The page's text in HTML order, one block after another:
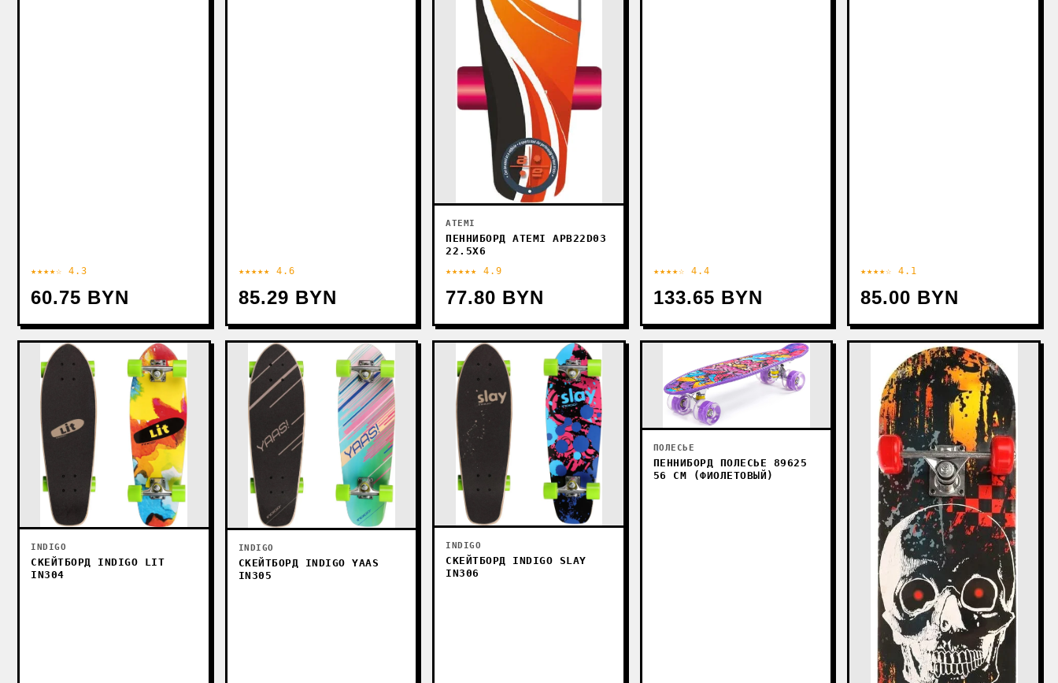
★★★★☆ 4.3
60.75 BYN
★★★★★ 4.6
85.29 BYN
ATEMI
ПЕННИБОРД ATEMI APB22D03
22.5X6
★★★★★ 4.9
77.80 BYN
★★★★☆ 4.4
133.65 BYN
★★★★☆ 4.1
85.00 BYN
INDIGO
СКЕЙТБОРД INDIGO LIT
IN304
INDIGO
СКЕЙТБОРД INDIGO YAAS
IN305
INDIGO
СКЕЙТБОРД INDIGO SLAY
IN306
ПОЛЕСЬЕ
ПЕННИБОРД ПОЛЕСЬЕ 89625
56 СМ (ФИОЛЕТОВЫЙ)